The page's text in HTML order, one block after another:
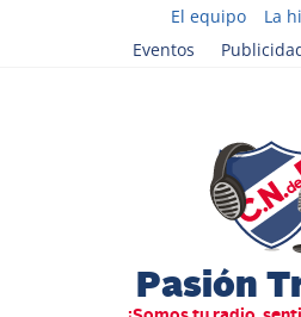
El equipo
La
Eventos